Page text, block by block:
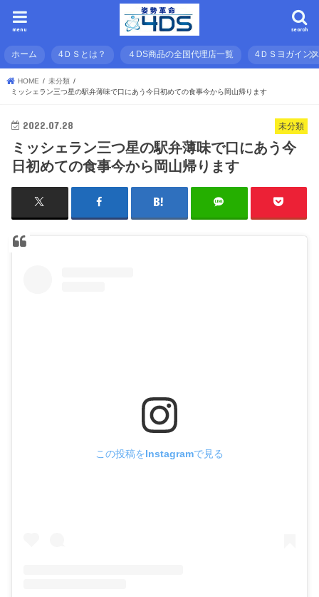
search
menu
ホーム 4ＤＳとは？ ４DS商品の全国代理店一覧 4ＤＳヨガイン
HOME
未分類
ミッシェラン三つ星の駅弁薄味で口にあう今日初めての食事今から岡山帰ります
未分類
2022.07.28
ミッシェラン三つ星の駅弁薄味で口にあう今
日初めての食事今から岡山帰ります
この投稿をInstagramで見る